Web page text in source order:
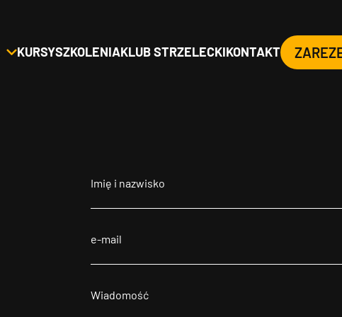
KURSYSZKOLENIAKLUB STRZELECKIKONTAKT